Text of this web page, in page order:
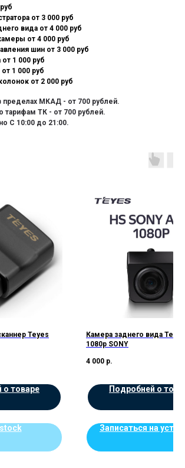
от 3 000 руб
вида от 4 000 руб
от 4 000 руб
шин от 3 000 руб
1 000 руб
1 000 руб
от 2 000 руб
пределах МКАД - от 700 рублей.
тарифам ТК - от 700 рублей.
С 10:00 до 21:00.
Teyes
о товаре
Камера заднего вида
1080p SONY
4 000 р.
Подробней о
Записаться на